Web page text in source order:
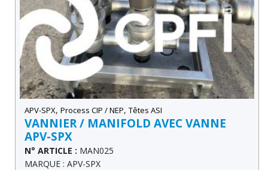
APV-SPX, Process CIP / NEP, Têtes ASI
VANNIER / MANIFOLD AVEC VANNE
APV-SPX
N° ARTICLE : MAN025
MARQUE : APV-SPX